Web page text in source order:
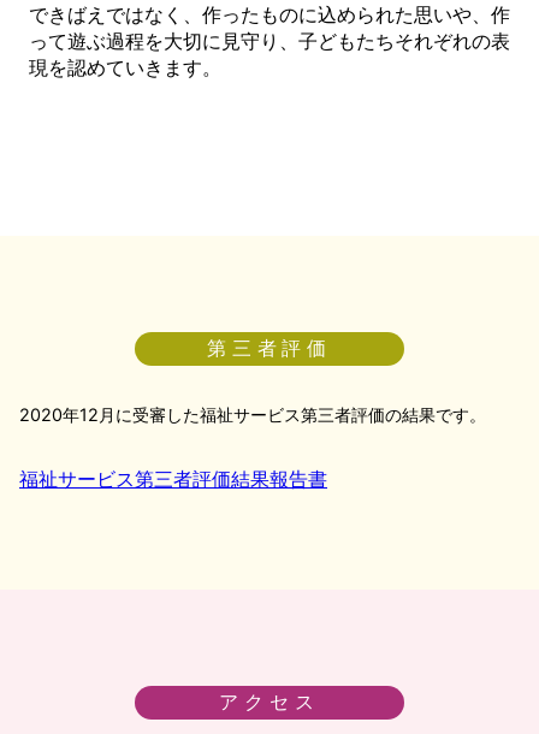
できばえではなく、作ったものに込められた思いや、作
って遊ぶ過程を大切に見守り、子どもたちそれぞれの表
現を認めていきます。
第三者評価
2020年12月に受審した福祉サービス第三者評価の結果です。
福祉サービス第三者評価結果報告書
アクセス